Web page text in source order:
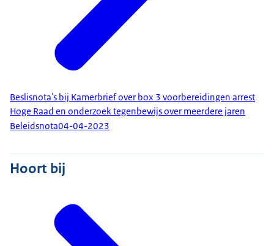
Beslisnota's bij Kamerbrief over box 3 voorbereidingen arrest
Hoge Raad en onderzoek tegenbewijs over meerdere jaren
Beleidsnota04-04-2023
Hoort bij